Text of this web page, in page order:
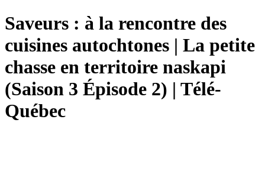
Saveurs : à la rencontre des
cuisines autochtones | La petite
chasse en territoire naskapi
(Saison 3 Épisode 2) | Télé-
Québec